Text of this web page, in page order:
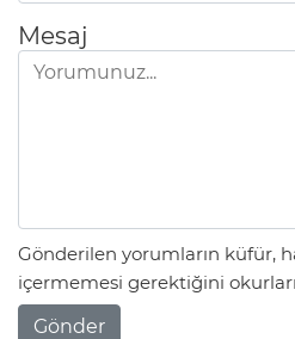
Mesaj
Gönderilen yorumların küfür,
içermemesi gerektiğini
Gönder